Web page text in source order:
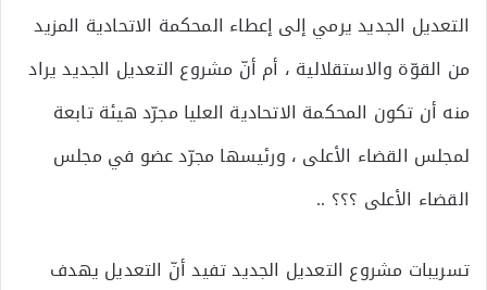
التعديل الجديد يرمي إلى إعطاء المحكمة الاتحادية المزيد
من القوّة والاستقلالية ، أم أنّ مشروع التعديل الجديد يراد
منه أن تكون المحكمة الاتحادية العليا مجرّد هيئة تابعة
لمجلس القضاء الأعلى ، ورئيسها مجرّد عضو في مجلس
القضاء الأعلى ؟؟؟ ..
تسريبات مشروع التعديل الجديد تفيد أنّ التعديل يهدف